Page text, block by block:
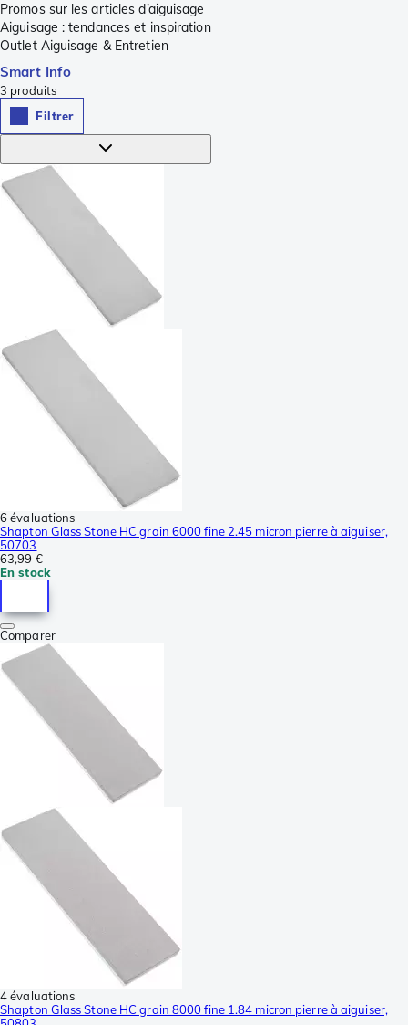
Promos sur les articles d’aiguisage
Aiguisage : tendances et inspiration
Outlet Aiguisage & Entretien
Smart Info
3 produits
Filtrer
6 évaluations
Shapton Glass Stone HC grain 6000 fine 2.45 micron pierre à aiguiser,
50703
63,99 €
En stock
Comparer
4 évaluations
Shapton Glass Stone HC grain 8000 fine 1.84 micron pierre à aiguiser,